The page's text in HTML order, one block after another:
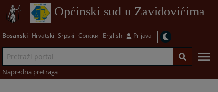
Općinski sud u Zavidovićima
Bosanski Hrvatski Srpski Српски English Prijava
Napredna pretraga